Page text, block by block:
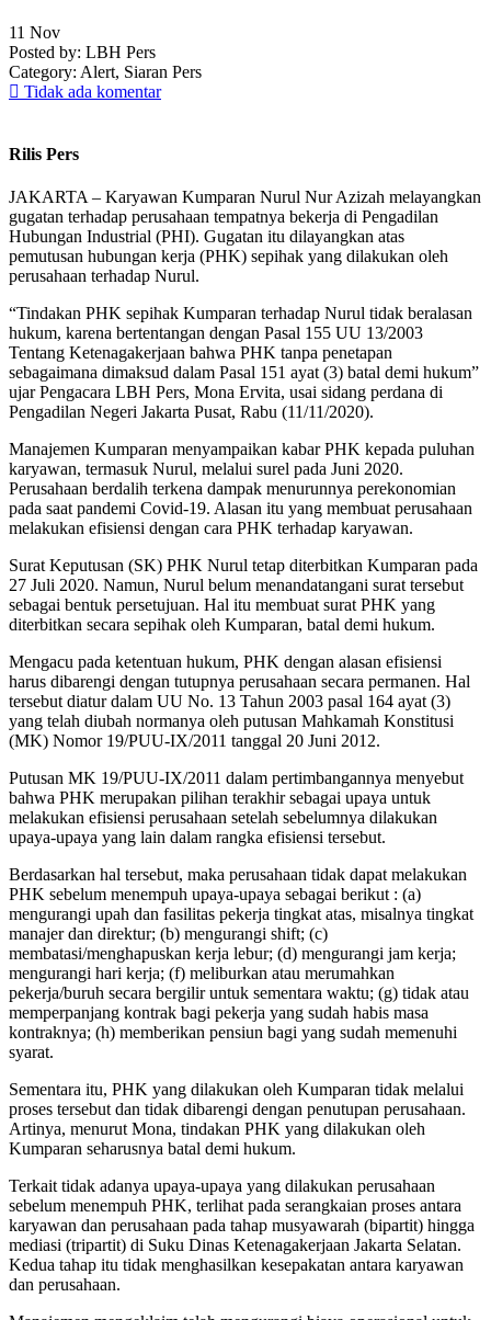
11 Nov
Posted by: LBH Pers
Category: Alert, Siaran Pers
Tidak ada komentar
Rilis Pers
JAKARTA – Karyawan Kumparan Nurul Nur Azizah melayangkan
gugatan terhadap perusahaan tempatnya bekerja di Pengadilan
Hubungan Industrial (PHI). Gugatan itu dilayangkan atas
pemutusan hubungan kerja (PHK) sepihak yang dilakukan oleh
perusahaan terhadap Nurul.
“Tindakan PHK sepihak Kumparan terhadap Nurul tidak beralasan
hukum, karena bertentangan dengan Pasal 155 UU 13/2003
Tentang Ketenagakerjaan bahwa PHK tanpa penetapan
sebagaimana dimaksud dalam Pasal 151 ayat (3) batal demi hukum”
ujar Pengacara LBH Pers, Mona Ervita, usai sidang perdana di
Pengadilan Negeri Jakarta Pusat, Rabu (11/11/2020).
Manajemen Kumparan menyampaikan kabar PHK kepada puluhan
karyawan, termasuk Nurul, melalui surel pada Juni 2020.
Perusahaan berdalih terkena dampak menurunnya perekonomian
pada saat pandemi Covid-19. Alasan itu yang membuat perusahaan
melakukan efisiensi dengan cara PHK terhadap karyawan.
Surat Keputusan (SK) PHK Nurul tetap diterbitkan Kumparan pada
27 Juli 2020. Namun, Nurul belum menandatangani surat tersebut
sebagai bentuk persetujuan. Hal itu membuat surat PHK yang
diterbitkan secara sepihak oleh Kumparan, batal demi hukum.
Mengacu pada ketentuan hukum, PHK dengan alasan efisiensi
harus dibarengi dengan tutupnya perusahaan secara permanen. Hal
tersebut diatur dalam UU No. 13 Tahun 2003 pasal 164 ayat (3)
yang telah diubah normanya oleh putusan Mahkamah Konstitusi
(MK) Nomor 19/PUU-IX/2011 tanggal 20 Juni 2012.
Putusan MK 19/PUU-IX/2011 dalam pertimbangannya menyebut
bahwa PHK merupakan pilihan terakhir sebagai upaya untuk
melakukan efisiensi perusahaan setelah sebelumnya dilakukan
upaya-upaya yang lain dalam rangka efisiensi tersebut.
Berdasarkan hal tersebut, maka perusahaan tidak dapat melakukan
PHK sebelum menempuh upaya-upaya sebagai berikut : (a)
mengurangi upah dan fasilitas pekerja tingkat atas, misalnya tingkat
manajer dan direktur; (b) mengurangi shift; (c)
membatasi/menghapuskan kerja lebur; (d) mengurangi jam kerja;
mengurangi hari kerja; (f) meliburkan atau merumahkan
pekerja/buruh secara bergilir untuk sementara waktu; (g) tidak atau
memperpanjang kontrak bagi pekerja yang sudah habis masa
kontraknya; (h) memberikan pensiun bagi yang sudah memenuhi
syarat.
Sementara itu, PHK yang dilakukan oleh Kumparan tidak melalui
proses tersebut dan tidak dibarengi dengan penutupan perusahaan.
Artinya, menurut Mona, tindakan PHK yang dilakukan oleh
Kumparan seharusnya batal demi hukum.
Terkait tidak adanya upaya-upaya yang dilakukan perusahaan
sebelum menempuh PHK, terlihat pada serangkaian proses antara
karyawan dan perusahaan pada tahap musyawarah (bipartit) hingga
mediasi (tripartit) di Suku Dinas Ketenagakerjaan Jakarta Selatan.
Kedua tahap itu tidak menghasilkan kesepakatan antara karyawan
dan perusahaan.